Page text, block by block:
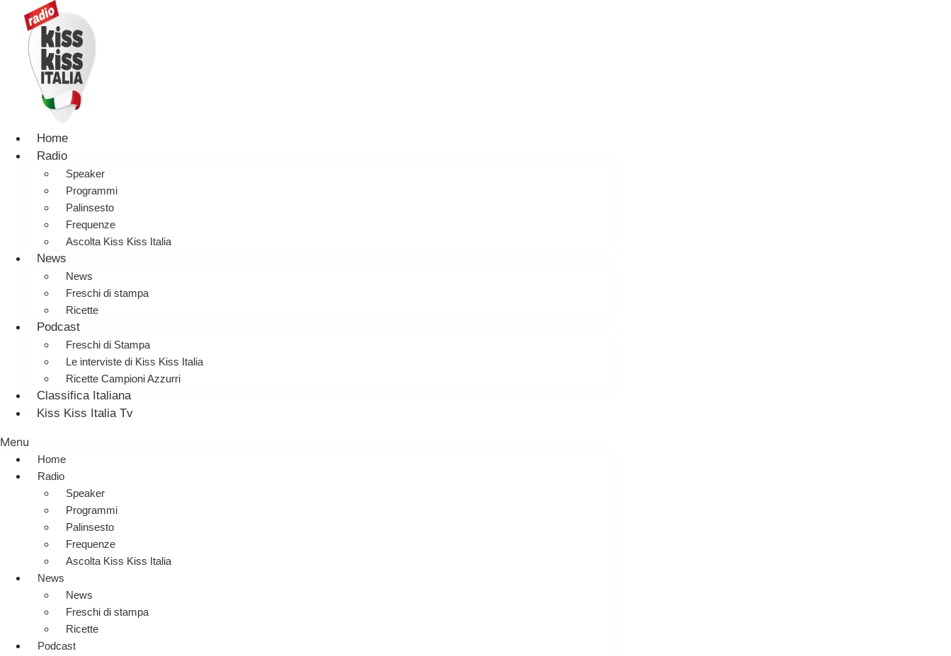
Home
Radio
Speaker
Programmi
Palinsesto
Frequenze
Ascolta Kiss Kiss Italia
News
News
Freschi di stampa
Ricette
Podcast
Freschi di Stampa
Le interviste di Kiss Kiss Italia
Ricette Campioni Azzurri
Classifica Italiana
Kiss Kiss Italia Tv
Menu
Home
Radio
Speaker
Programmi
Palinsesto
Frequenze
Ascolta Kiss Kiss Italia
News
News
Freschi di stampa
Ricette
Podcast